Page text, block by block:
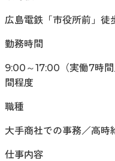
広島電鉄「市役所前」徒
勤務時間
9:00～17:00（実働7時
間程度
職種
大手商社での事務／高時
仕事内容